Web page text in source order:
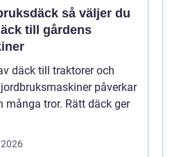
så väljer du
till gårdens
däck till traktorer och
påverkar
många tror. Rätt däck ger